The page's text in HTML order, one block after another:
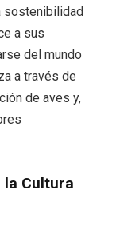
sostenibilidad
a sus
del mundo
a través de
de aves y,
la Cultura